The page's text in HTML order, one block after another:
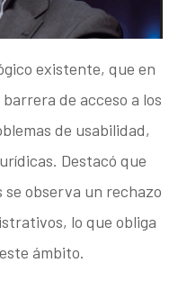
existente, que en
de acceso a los
de usabilidad,
Destacó que
observa un rechazo
lo que obliga
ámbito.